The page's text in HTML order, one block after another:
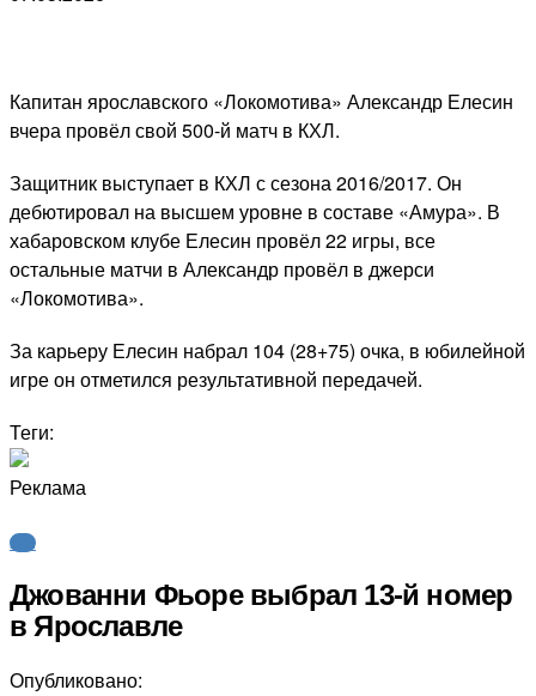
Капитан ярославского «Локомотива» Александр Елесин
вчера провёл свой 500-й матч в КХЛ.
Защитник выступает в КХЛ с сезона 2016/2017. Он
дебютировал на высшем уровне в составе «Амура». В
хабаровском клубе Елесин провёл 22 игры, все
остальные матчи в Александр провёл в джерси
«Локомотива».
За карьеру Елесин набрал 104 (28+75) очка, в юбилейной
игре он отметился результативной передачей.
Теги:
Реклама
КХЛ
Джованни Фьоре выбрал 13-й номер
в Ярославле
Опубликовано: